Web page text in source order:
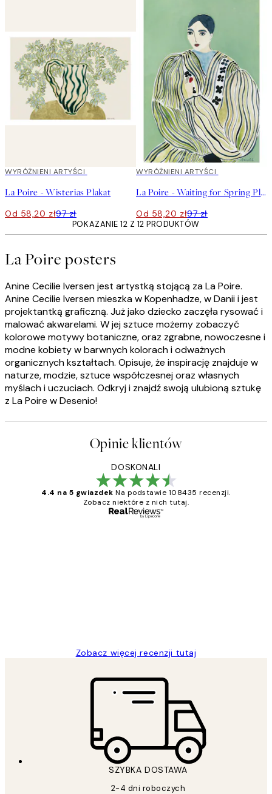
40%*
WYRÓŻNIENI ARTYŚCI
La Poire - Wisterias Plakat
Od 58,20 zł97 zł
40%*
WYRÓŻNIENI ARTYŚCI
La Poire - Waiting for Spring Plakat
Od 58,20 zł97 zł
POKAZANIE 12 Z 12 PRODUKTÓW
La Poire posters
Anine Cecilie Iversen jest artystką stojącą za La Poire.
Anine Cecilie Iversen mieszka w Kopenhadze, w Danii i jest
projektantką graficzną. Już jako dziecko zaczęła rysować i
malować akwarelami. W jej sztuce możemy zobaczyć
kolorowe motywy botaniczne, oraz zgrabne, nowoczesne i
modne kobiety w barwnych kolorach i odważnych
organicznych kształtach. Opisuje, że inspirację znajduje w
naturze, modzie, sztuce współczesnej oraz własnych
myślach i uczuciach. Odkryj i znajdź swoją ulubioną sztukę
z La Poire w Desenio!
Opinie klientów
DOSKONALI
4.4 na 5 gwiazdek Na podstawie 108435 recenzji.
Zobacz niektóre z nich tutaj.
Zobacz więcej recenzji tutaj
SZYBKA DOSTAWA
2-4 dni roboczych